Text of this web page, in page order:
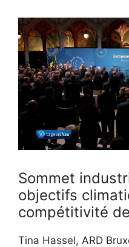
Sommet
objectifs
compétitivité de
Tina Hassel, ARD